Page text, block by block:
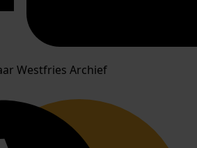
Westfries Archief